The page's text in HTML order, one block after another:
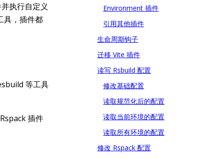
执行自定义
具，插件都
等工具
插件
Environment 插件
引用其他插件
生命周期钩子
迁移 Vite 插件
读写 Rsbuild 配置
修改基础配置
读取规范化后的配置
读取当前环境的配置
读取所有环境的配置
修改 Rspack 配置